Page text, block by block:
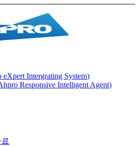
Intergrating System)
Responsive Intelligent Agent)